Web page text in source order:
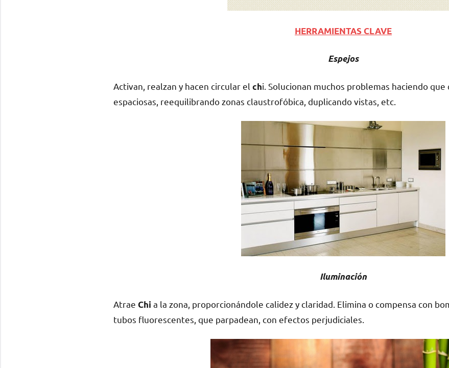
HERRAMIENTAS CLAVE
Espejos
Activan, realzan y hacen circular el chi. Solucionan muchos problemas haciendo
espaciosas, reequilibrando zonas claustrofóbica, duplicando vistas, etc.
Iluminación
Atrae Chi a la zona, proporcionándole calidez y claridad. Elimina o compensa con
tubos fluorescentes, que parpadean, con efectos perjudiciales.